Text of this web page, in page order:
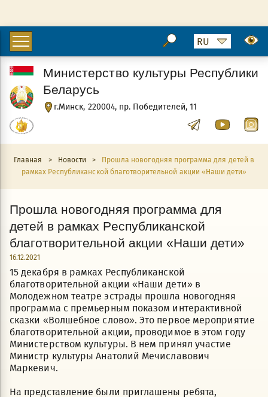
г.Минск, 220004, пр. Победителей, 11
Министерство культуры Республики
Беларусь
Главная > Новости >
Прошла новогодняя программа для детей в
рамках Республиканской благотворительной акции «Наши дети»
Прошла новогодняя программа для
детей в рамках Республиканской
благотворительной акции «Наши дети»
16.12.2021
15 декабря в рамках Республиканской
благотворительной акции «Наши дети» в
Молодежном театре эстрады прошла новогодняя
программа с премьерным показом интерактивной
сказки «Волшебное слово». Это первое мероприятие
благотворительной акции, проводимое в этом году
Министерством культуры. В нем принял участие
Министр культуры Анатолий Мечиславович
Маркевич.
На представление были приглашены ребята,